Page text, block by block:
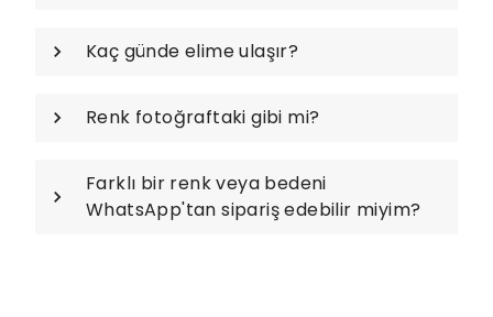
Kaç günde elime ulaşır?
Renk fotoğraftaki gibi mi?
Farklı bir renk veya bedeni
WhatsApp'tan sipariş edebilir miyim?